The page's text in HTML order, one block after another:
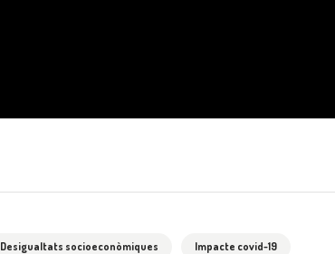
Desigualtats socioeconòmiques
Impacte covid-19